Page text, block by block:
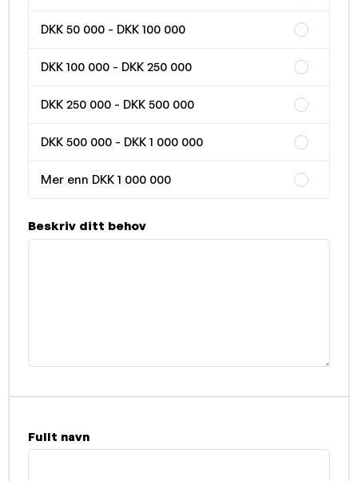
DKK 50 000 - DKK 100 000
DKK 100 000 - DKK 250 000
DKK 250 000 - DKK 500 000
DKK 500 000 - DKK 1 000 000
Mer enn DKK 1 000 000
Beskriv ditt behov
Fullt navn